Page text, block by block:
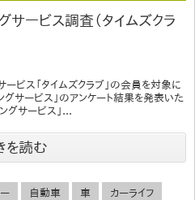
サービス調査（タイムズクラ
ービス「タイムズクラブ」の会員を対象に
グサービス」のアンケート結果を発表いた
グサービス」...
を読む
自動車 車 カーライフ